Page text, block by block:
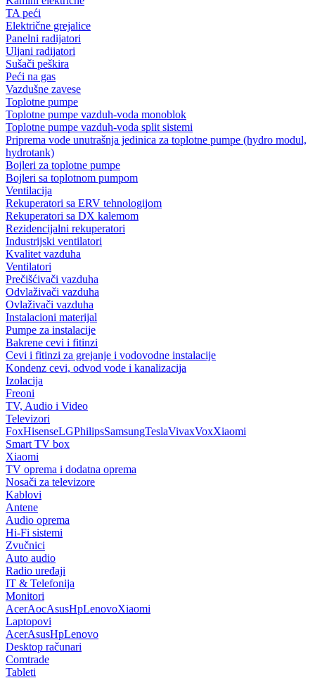
TA peći
Električne grejalice
Panelni radijatori
Uljani radijatori
Sušači peškira
Peći na gas
Vazdušne zavese
Toplotne pumpe
Toplotne pumpe vazduh-voda monoblok
Toplotne pumpe vazduh-voda split sistemi
Priprema vode unutrašnja jedinica za toplotne pumpe (hydro modul,
hydrotank)
Bojleri za toplotne pumpe
Bojleri sa toplotnom pumpom
Ventilacija
Rekuperatori sa ERV tehnologijom
Rekuperatori sa DX kalemom
Rezidencijalni rekuperatori
Industrijski ventilatori
Kvalitet vazduha
Ventilatori
Prečišćivači vazduha
Odvlaživači vazduha
Ovlaživači vazduha
Instalacioni materijal
Pumpe za instalacije
Bakrene cevi i fitinzi
Cevi i fitinzi za grejanje i vodovodne instalacije
Kondenz cevi, odvod vode i kanalizacija
Izolacija
Freoni
TV, Audio i Video
Televizori
FoxHisenseLGPhilipsSamsungTeslaVivaxVoxXiaomi
Smart TV box
Xiaomi
TV oprema i dodatna oprema
Nosači za televizore
Kablovi
Antene
Audio oprema
Hi-Fi sistemi
Zvučnici
Auto audio
Radio uređaji
IT & Telefonija
Monitori
AcerAocAsusHpLenovoXiaomi
Laptopovi
AcerAsusHpLenovo
Desktop računari
Comtrade
Tableti